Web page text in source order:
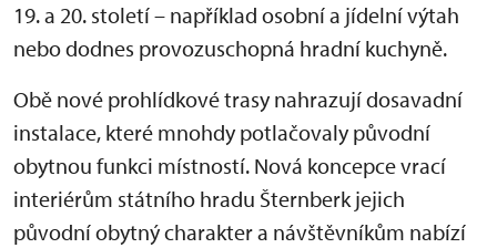
19. a 20. století – například osobní a jídelní výtah
nebo dodnes provozuschopná hradní kuchyně.
Obě nové prohlídkové trasy nahrazují dosavadní
instalace, které mnohdy potlačovaly původní
obytnou funkci místností. Nová koncepce vrací
interiérům státního hradu Šternberk jejich
původní obytný charakter a návštěvníkům nabízí